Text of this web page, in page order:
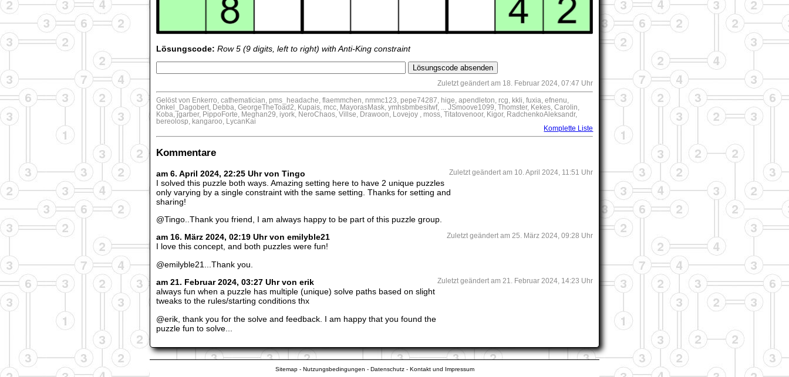
Lösungscode: Row 5 (9 digits, left to right) with Anti-King constraint
Zuletzt geändert am 18. Februar 2024, 07:47 Uhr
Gelöst von Enkerro, cathematician, pms_headache, flaemmchen, nmmc123, pepe74287, hige, apendleton, rcg, kkli, fuxia, efnenu,
Onkel_Dagobert, Debba, GeorgeTheToad2, Kupais, mcc, MayorasMask, ymhsbmbesitwf, ... JSmoove1099, Thomster, Kekes, Carolin,
Koba, jgarber, PippoForte, Meghan29, iyork, NeroChaos, Villse, Drawoon, Lovejoy , moss, Titatovenoor, Kigor, RadchenkoAleksandr,
bereolosp, kangaroo, LycanKai
Komplette Liste
Kommentare
Zuletzt geändert am 10. April 2024, 11:51 Uhr
am 6. April 2024, 22:25 Uhr von Tingo
I solved this puzzle both ways. Amazing setting here to have 2 unique puzzles
only varying by a single constraint with the same setting. Thanks for setting and
sharing!
@Tingo..Thank you friend, I am always happy to be part of this puzzle group.
Zuletzt geändert am 25. März 2024, 09:28 Uhr
am 16. März 2024, 02:19 Uhr von emilyble21
I love this concept, and both puzzles were fun!
@emilyble21...Thank you.
Zuletzt geändert am 21. Februar 2024, 14:23 Uhr
am 21. Februar 2024, 03:27 Uhr von erik
always fun when a puzzle has multiple (unique) solve paths based on slight
tweaks to the rules/starting conditions thx
@erik, thank you for the solve and feedback. I am happy that you found the
puzzle fun to solve...
Sitemap- Nutzungsbedingungen - Datenschutz- Kontakt und Impressum